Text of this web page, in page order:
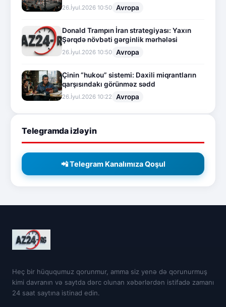
26.İyul.2026 10:50 Avropa
Donald Trampın İran strategiyası: Yaxın
Şərqdə növbəti gərginlik mərhələsi
26.İyul.2026 10:50 Avropa
Çinin “hukou” sistemi: Daxili miqrantların
qarşısındakı görünməz sədd
26.İyul.2026 10:22 Avropa
Telegramda izləyin
📲 Telegram Kanalımıza Qoşul
Heç bir hüququmuz qorunmur, amma siz yenə də qorunurmuş
kimi davranın və saytda dərc olunan xəbərlərdən istifadə zamanı
24 saat saytına istinad edin.